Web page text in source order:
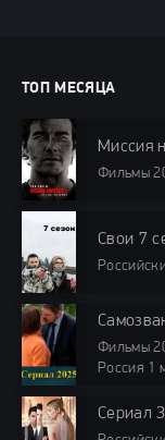
ТОП МЕСЯЦА
Свои 7
Фильмы 2025 2025 Российские